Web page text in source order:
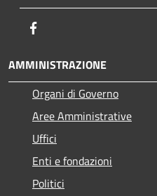
AMMINISTRAZIONE
Organi di Governo
Aree Amministrative
Uffici
Enti e fondazioni
Politici